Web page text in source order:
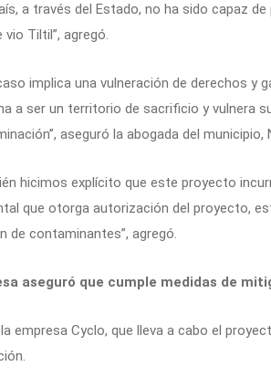
a través del Estado, no ha sido capaz
vio Tiltil”, agregó.
implica una vulneración de derechos
a ser un territorio de sacrificio y vulnera
aseguró la abogada del municipio,
hicimos explícito que este proyecto
que otorga autorización del proyecto,
de contaminantes”, agregó.
aseguró que cumple medidas de
empresa Cyclo, que lleva a cabo el